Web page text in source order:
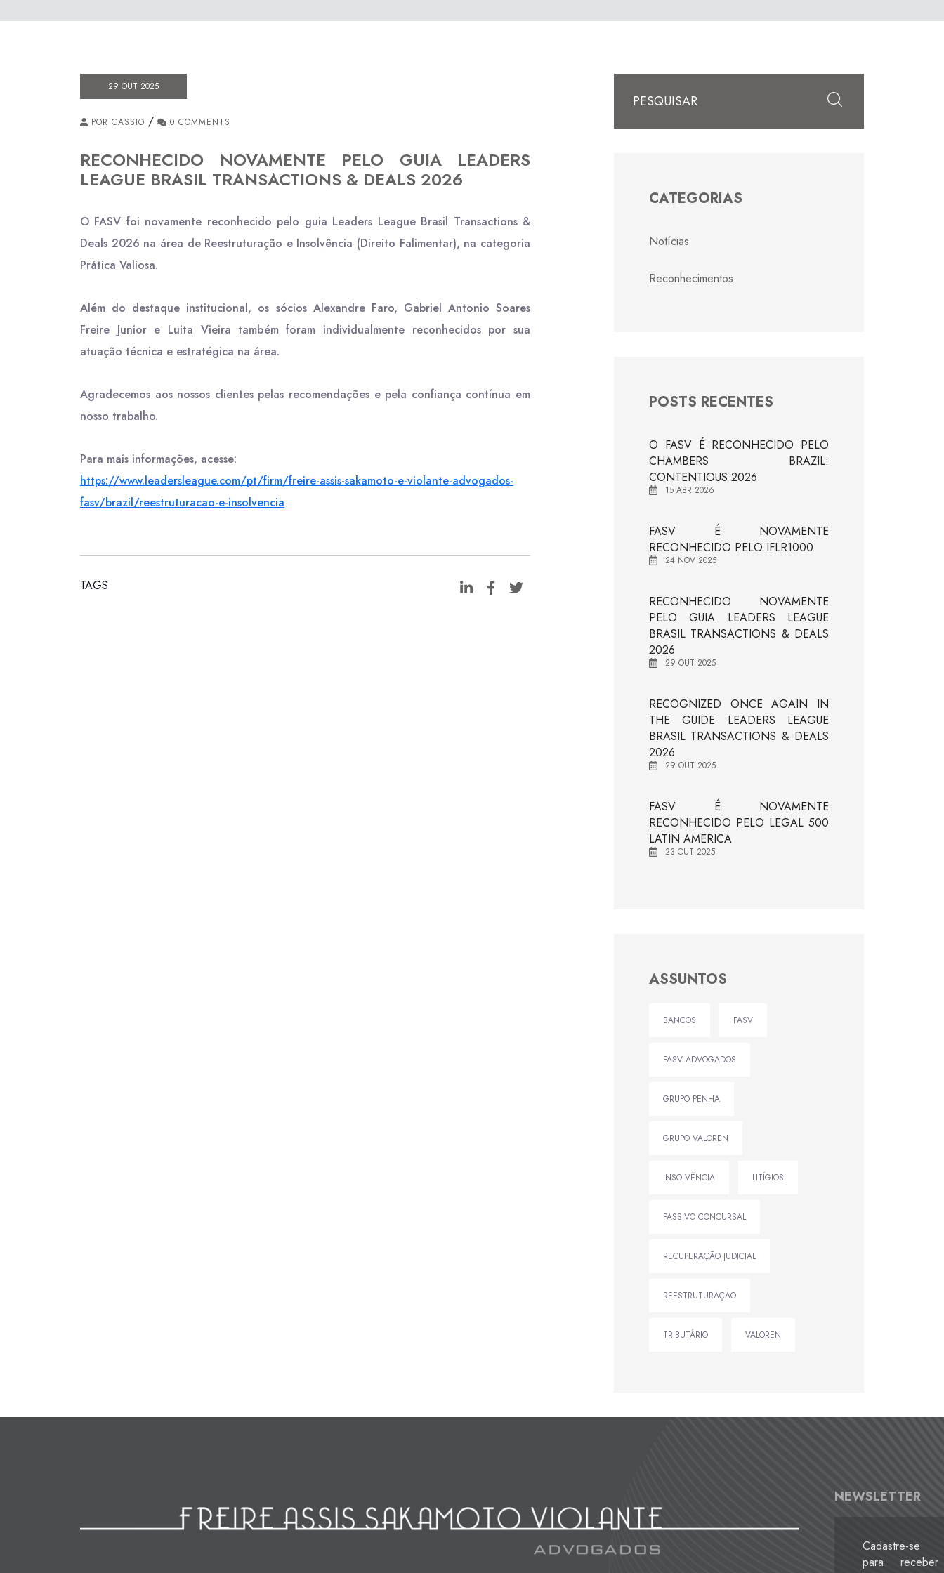
29 OUT 2025
POR CASSIO / 0 COMMENTS
RECONHECIDO NOVAMENTE PELO GUIA LEADERS
LEAGUE BRASIL TRANSACTIONS & DEALS 2026
O FASV foi novamente reconhecido pelo guia Leaders League Brasil Transactions &
Deals 2026 na área de Reestruturação e Insolvência (Direito Falimentar), na categoria
Prática Valiosa.
Além do destaque institucional, os sócios Alexandre Faro, Gabriel Antonio Soares
Freire Junior e Luita Vieira também foram individualmente reconhecidos por sua
atuação técnica e estratégica na área.
Agradecemos aos nossos clientes pelas recomendações e pela confiança contínua em
nosso trabalho.
Para mais informações, acesse:
https://www.leadersleague.com/pt/firm/freire-assis-sakamoto-e-violante-advogados-
fasv/brazil/reestruturacao-e-insolvencia
TAGS
CATEGORIAS
Notícias
Reconhecimentos
POSTS RECENTES
O FASV É RECONHECIDO PELO
CHAMBERS BRAZIL:
CONTENTIOUS 2026
15 ABR 2026
FASV É NOVAMENTE
RECONHECIDO PELO IFLR1000
24 NOV 2025
RECONHECIDO NOVAMENTE
PELO GUIA LEADERS LEAGUE
BRASIL TRANSACTIONS & DEALS
2026
29 OUT 2025
RECOGNIZED ONCE AGAIN IN
THE GUIDE LEADERS LEAGUE
BRASIL TRANSACTIONS & DEALS
2026
29 OUT 2025
FASV É NOVAMENTE
RECONHECIDO PELO LEGAL 500
LATIN AMERICA
23 OUT 2025
ASSUNTOS
BANCOS FASV
FASV ADVOGADOS
GRUPO PENHA
GRUPO VALOREN
INSOLVÊNCIA LITÍGIOS
PASSIVO CONCURSAL
RECUPERAÇÃO JUDICIAL
REESTRUTURAÇÃO
TRIBUTÁRIO VALOREN
NEWSLETTER
Cadastre-se
para receber